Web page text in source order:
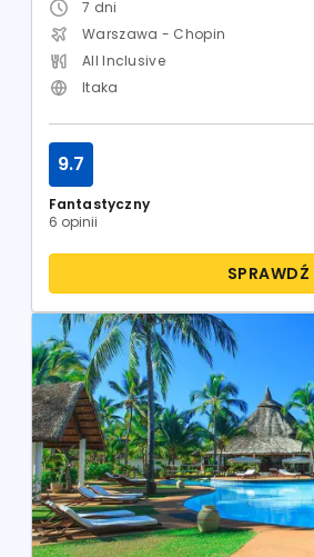
7 dni
Warszawa - Chopin
All Inclusive
Itaka
Fantastyczny
6 opinii
9.7
SPRAWDŹ